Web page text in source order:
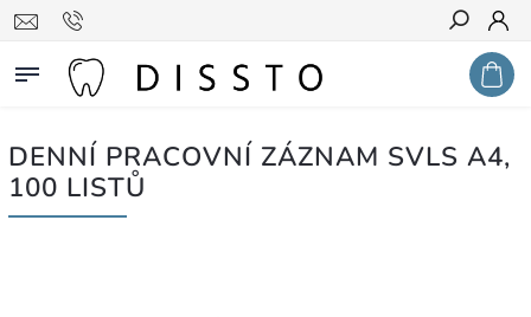
Hledat
DENNÍ PRACOVNÍ ZÁZNAM SVLS A4,
100 LISTŮ